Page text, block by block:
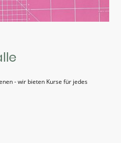
- wir bieten Kurse für jedes